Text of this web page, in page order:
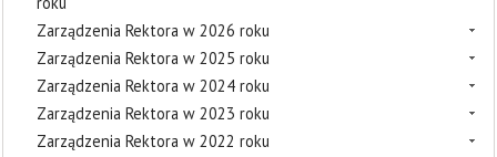
Zarządzenia Rektora w 2026 roku
Zarządzenia Rektora w 2025 roku
Zarządzenia Rektora w 2024 roku
Zarządzenia Rektora w 2023 roku
Zarządzenia Rektora w 2022 roku